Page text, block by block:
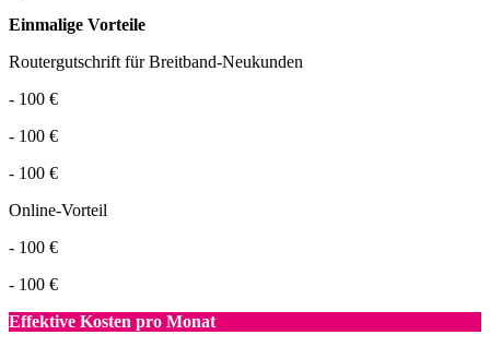
Einmalige Vorteile
Routergutschrift für Breitband-Neukunden
- 100 €
- 100 €
- 100 €
Online-Vorteil
- 100 €
- 100 €
Effektive Kosten pro Monat